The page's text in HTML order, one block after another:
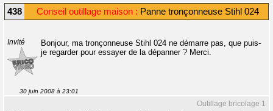
438 Conseil outillage maison : Panne tronçonneuse Stihl 024
Invité
Bonjour, ma tronçonneuse Stihl 024 ne démarre pas, que puis-
je regarder pour essayer de la dépanner ? Merci.
30 juin 2008 à 23:01
Outillage bricolage 1